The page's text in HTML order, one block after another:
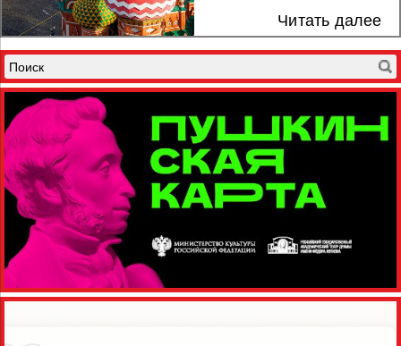
хитрость». Михаил
Ефимович Катуков
родился в «сельце» — так
ласково называл он село
Коломенской губернии
Московской области.
Теперь это Озерский
район. Мать — Мария
Семеновна, отец — Ефим
легендарная личность в
Егорович, служивший
солдатом у Скобелева, на
Читать далее